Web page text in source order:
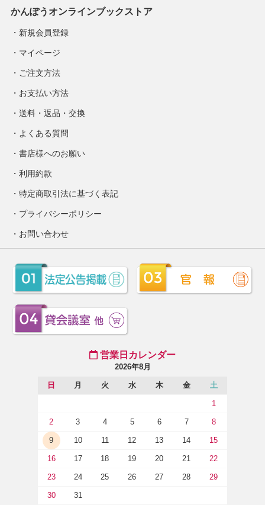
かんぽうオンラインブックストア
新規会員登録
マイページ
ご注文方法
お支払い方法
送料・返品・交換
よくある質問
書店様へのお願い
利用約款
特定商取引法に基づく表記
プライバシーポリシー
お問い合わせ
営業日カレンダー
2026年8月
日 月 火 水 木 金 土
1
2 3 4 5 6 7 8
9 10 11 12 13 14 15
16 17 18 19 20 21 22
23 24 25 26 27 28 29
30 31